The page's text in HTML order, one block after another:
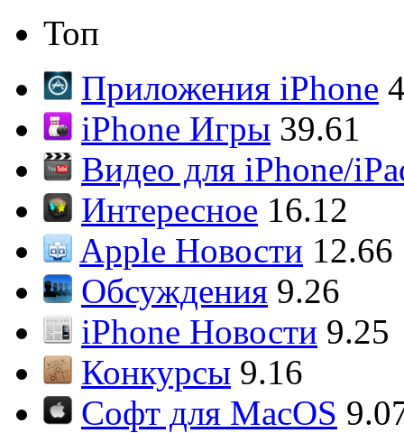
Топ
Приложения iPhone
iPhone Игры 39.61
Видео для iPhone/
Интересное 16.12
Apple Новости 12.66
Обсуждения 9.26
iPhone Новости 9.25
Конкурсы 9.16
Софт для MacOS